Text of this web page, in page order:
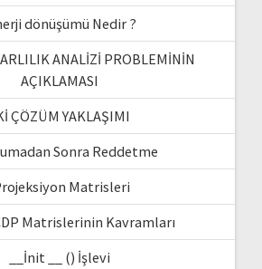
dönüşümü Nedir ?
ANALİZİ PROBLEMİNİN
AÇIKLAMASI
ÇÖZÜM YAKLAŞIMI
Sonra Reddetme
Matrisleri
Matrislerinin Kavramları
__İnit __ () İşlevi